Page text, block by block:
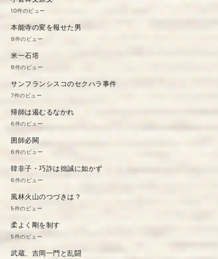
10件のビュー
本能寺の変を報せた男
9件のビュー
米一石塔
8件のビュー
サンフランシスコのセクハラ事件
7件のビュー
帰師は遏むるなかれ
6件のビュー
囲師必闕
6件のビュー
韓非子・巧詐は拙誠に如かず
6件のビュー
風林火山のつづきは？
5件のビュー
柔よく剛を制す
5件のビュー
武蔵、吉岡一門と乱闘